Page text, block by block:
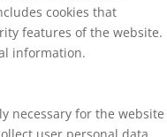
cookies that
features of the website.
information.
necessary for the website